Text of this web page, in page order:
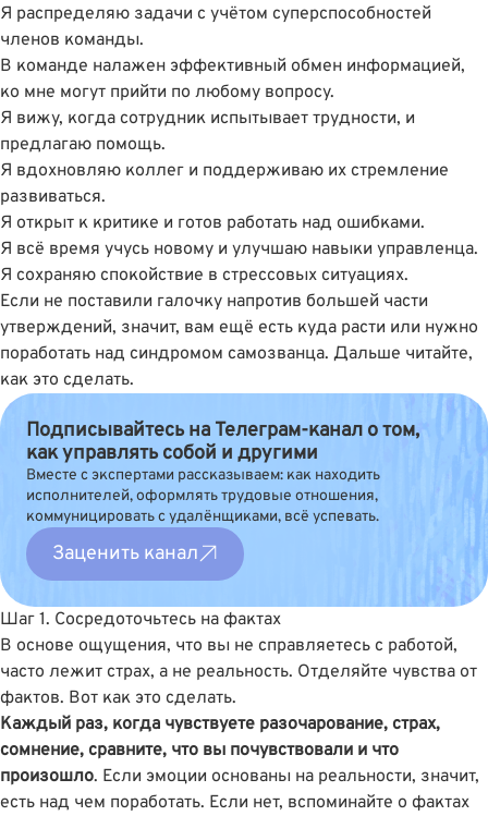
Я распределяю задачи с учëтом суперспособностей
членов команды.
В команде налажен эффективный обмен информацией,
ко мне могут прийти по любому вопросу.
Я вижу, когда сотрудник испытывает трудности, и
предлагаю помощь.
Я вдохновляю коллег и поддерживаю их стремление
развиваться.
Я открыт к критике и готов работать над ошибками.
Я всё время учусь новому и улучшаю навыки управленца.
Я сохраняю спокойствие в стрессовых ситуациях.
Если не поставили галочку напротив большей части
утверждений, значит, вам ещё есть куда расти или нужно
поработать над синдромом самозванца. Дальше читайте,
как это сделать.
Подписывайтесь на Телеграм-канал о том,
как управлять собой и другими
Вместе с экспертами рассказываем: как находить
исполнителей, оформлять трудовые отношения,
коммуницировать с удалёнщиками, всё успевать.
Заценить канал
Шаг 1. Сосредоточьтесь на фактах
В основе ощущения, что вы не справляетесь с работой,
часто лежит страх, а не реальность. Отделяйте чувства от
фактов. Вот как это сделать.
Каждый раз, когда чувствуете разочарование, страх,
сомнение, сравните, что вы почувствовали и что
произошло. Если эмоции основаны на реальности, значит,
есть над чем поработать. Если нет, вспоминайте о фактах